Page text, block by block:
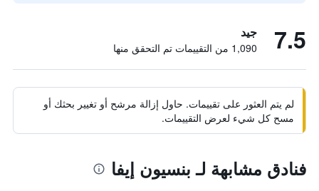
7.5 جيد
1,090 من التقييمات تم التحقق منها
لم يتم العثور على تقييمات. حاول إزالة مرشح أو تغيير بحثك أو
مسح كل شيء لعرض التقييمات.
فنادق مشابهة لـ بنسيون إيفا